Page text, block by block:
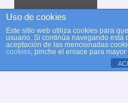
Uso de cookies
Este sitio web utiliza cookies para
usuario. Si continúa navegando está
aceptación de las mencionadas
cookies, pinche el enlace para